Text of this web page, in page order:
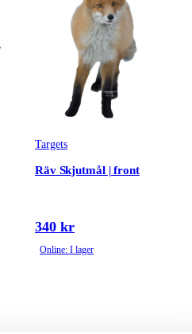
Targets
Räv Skjutmål | front
340 kr
Online: I lager